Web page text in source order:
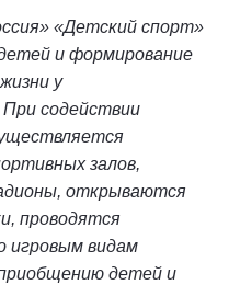
«Детский спорт»
и формирование
у
содействии
залов,
открываются
проводятся
игровым видам
детей и